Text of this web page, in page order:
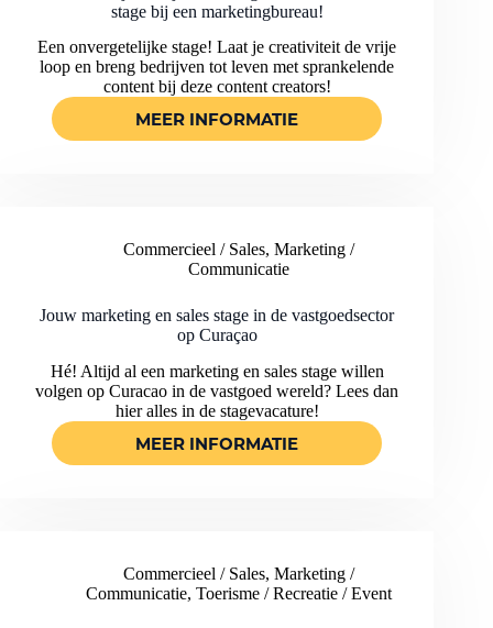
stage bij een marketingbureau!
Een onvergetelijke stage! Laat je creativiteit de vrije
loop en breng bedrijven tot leven met sprankelende
content bij deze content creators!
MEER INFORMATIE
ONTWIKKEL
CREATOR
STAGE
EEN
MARKETINGBUREAU!
Commercieel / Sales,Marketing /
Communicatie
Jouw marketing en sales stage in de vastgoedsector
op Curaçao
Hé! Altijd al een marketing en sales stage willen
volgen op Curacao in de vastgoed wereld? Lees dan
hier alles in de stagevacature!
MEER INFORMATIE
JOUW
DE
VASTGOEDSECTOR
Commercieel / Sales,Marketing /
Communicatie,Toerisme / Recreatie / Event